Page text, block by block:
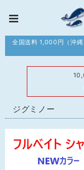
全国送料 1,000円（沖
ジグミノー